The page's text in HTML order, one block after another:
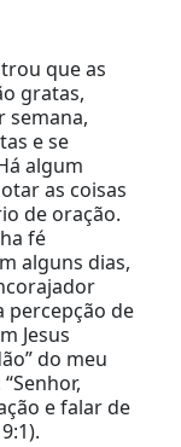
que as
gratas,
semana,
e se
algum
as coisas
de oração.
fé
alguns dias,
percepção de
Jesus
do meu
e falar de